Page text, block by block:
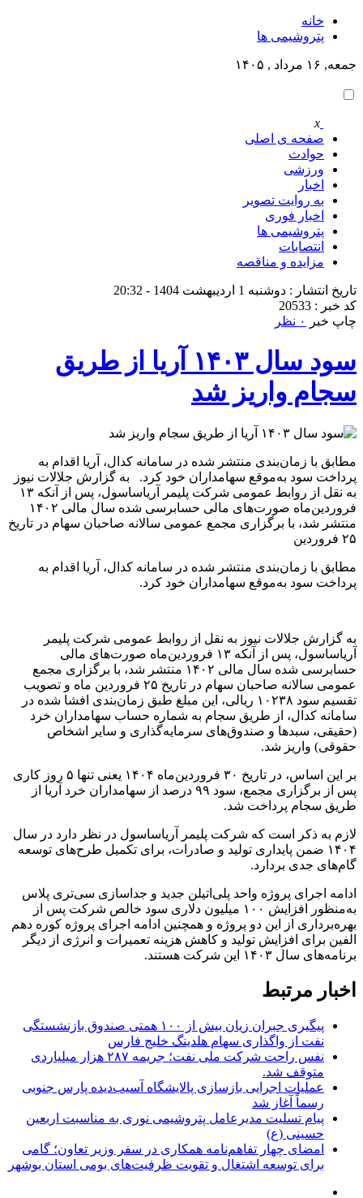
خانه
پتروشيمى ها
جمعه, ۱۶ مرداد , ۱۴۰۵
x
صفحه ی اصلی
حوادث
ورزشی
اخبار
به روایت تصویر
اخبار فوری
پتروشيمى ها
انتصابات
مزایده و مناقصه
تاریخ انتشار : دوشنبه 1 اردیبهشت 1404 - 20:32
کد خبر : 20533
چاپ خبر
۰ نظر
سود سال ۱۴۰۳ آریا از طریق
سجام واریز شد
مطابق با زمان‌بندی منتشر شده در سامانه کدال، آریا اقدام به
پرداخت سود به‌موقع سهامداران خود کرد. به گزارش جلالات نیوز
به نقل از روابط عمومی شرکت پلیمر آریاساسول، پس از آنکه ۱۳
فروردین‌ماه صورت‌های مالی حسابرسی شده سال مالی ۱۴۰۲
منتشر شد، با برگزاری مجمع عمومی سالانه صاحبان سهام در تاریخ
۲۵ فروردین
مطابق با زمان‌بندی منتشر شده در سامانه کدال، آریا اقدام به
پرداخت سود به‌موقع سهامداران خود کرد.
به گزارش جلالات نیوز به نقل از روابط عمومی شرکت پلیمر
آریاساسول، پس از آنکه ۱۳ فروردین‌ماه صورت‌های مالی
حسابرسی شده سال مالی ۱۴۰۲ منتشر شد، با برگزاری مجمع
عمومی سالانه صاحبان سهام در تاریخ ۲۵ فروردین ماه و تصویب
تقسیم سود ۱۰۲۳۸ ریالی، این مبلغ طبق زمان‌بندی افشا شده در
سامانه کدال، از طریق سجام به شماره حساب سهامداران خرد
(حقیقی، سبدها و صندوق‌های سرمایه‌گذاری و سایر اشخاص
حقوقی) واریز شد.
بر این اساس، در تاریخ ۳۰ فروردین‌ماه ۱۴۰۴ یعنی تنها ۵ روز کاری
پس از برگزاری مجمع، سود ۹۹ درصد از سهامداران خرد آریا از
طریق سجام پرداخت شد.
لازم به ذکر است که شرکت پلیمر آریاساسول در نظر دارد در سال
۱۴۰۴ ضمن پایداری تولید و صادرات، برای تکمیل طرح‌های توسعه
گام‌های جدی بردارد.
ادامه اجرای پروژه واحد پلی‌اتیلن جدید و جداسازی سی‌تری پلاس
به‌منظور افزایش ۱۰۰ میلیون دلاری سود خالص شرکت پس از
بهره‌برداری از این دو پروژه و همچنین ادامه اجرای پروژه کوره دهم
الفین برای افزایش تولید و کاهش هزینه تعمیرات و انرژی از دیگر
برنامه‌های سال ۱۴۰۳ این شرکت هستند.
اخبار مرتبط
پیگیری جبران زیان بیش از ۱۰۰ همتی صندوق بازنشستگی
نفت از واگذاری سهام هلدینگ خلیج فارس
نفس راحت شرکت ملی نفت؛ جریمه ۲۸۷ هزار میلیاردی
متوقف شد.
عملیات اجرایی بازسازی پالایشگاه آسیب‌دیده پارس جنوبی
رسماً آغاز شد
پیام تسلیت مدیرعامل پتروشیمی نوری به مناسبت اربعین
حسینی (ع)
امضای چهار تفاهم‌نامه همکاری در سفر وزیر تعاون؛ گامی
برای توسعه اشتغال و تقویت ظرفیت‌های بومی استان بوشهر